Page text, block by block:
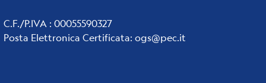
C.F./P.IVA : 00055590327
Posta Elettronica Certificata: ogs@pec.it